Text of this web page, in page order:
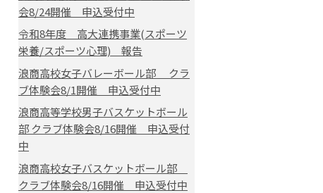
会8/24開催 申込受付中
令和8年度 高大連携事業(スポーツ
栄養/スポーツ心理) 報告
浪商高校女子バレーボール部 クラ
ブ体験会8/1開催 申込受付中
浪商高等学校男子バスケットボール
部 クラブ体験会8/16開催 申込受付
中
浪商高校女子バスケットボール部
クラブ体験会8/16開催 申込受付中